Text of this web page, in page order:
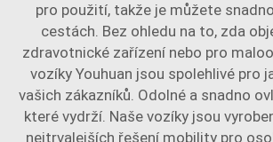
pro použití, takže je můžete
cestách. Bez ohledu na to, zda
zdravotnické zařízení nebo pro
vozíky Youhuan jsou spolehlivé pro
vašich zákazníků. Odolné a snadno
které vydrží. Naše vozíky jsou
nejtrvalejších řešení mobility pro